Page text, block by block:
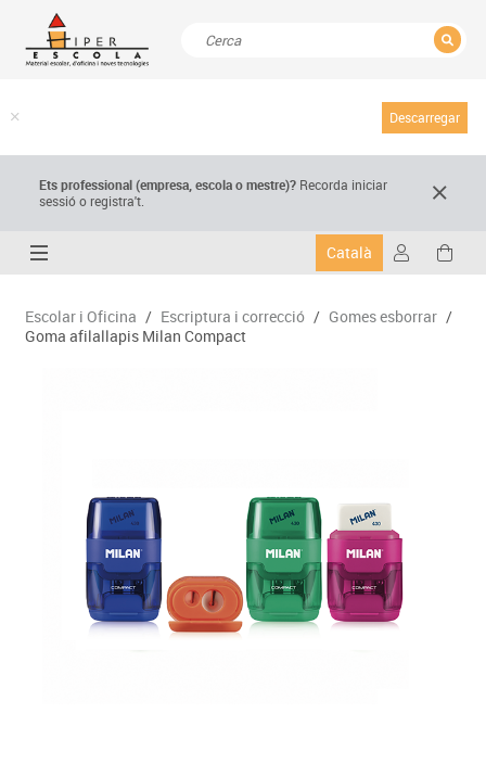
Descarregar
Ets professional (empresa,escola o mestre)? Recorda iniciar
sessió o registra't.
Català
Escolar i Oficina / Escriptura i correcció / Gomes esborrar /
Goma afilallapis Milan Compact